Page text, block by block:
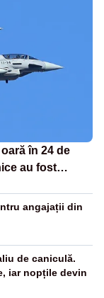
în 24 de
au fost
angajații din
de caniculă.
iar nopțile devin